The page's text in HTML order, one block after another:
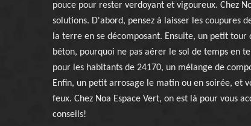
pouce pour rester verdoyant et vigoureux. Chez
solutions. D'abord, pensez à laisser les coupures
la terre en se décomposant. Ensuite, un petit
béton, pourquoi ne pas aérer le sol de temps en
pour les habitants de 24170, un mélange de
Enfin, un petit arrosage le matin ou en soirée, et
feux. Chez Noa Espace Vert, on est là pour vous
conseils!